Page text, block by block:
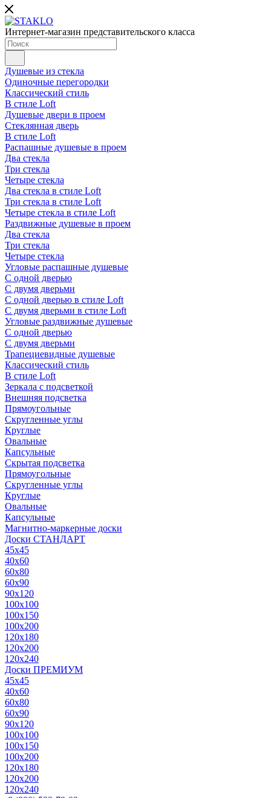
Интернет-магазин представительского класса
Душевые из стекла
Одиночные перегородки
Классический стиль
В стиле Loft
Душевые двери в проем
Стеклянная дверь
В стиле Loft
Распашные душевые в проем
Два стекла
Три стекла
Четыре стекла
Два стекла в стиле Loft
Три стекла в стиле Loft
Четыре стекла в стиле Loft
Раздвижные душевые в проем
Два стекла
Три стекла
Четыре стекла
Угловые распашные душевые
С одной дверью
С двумя дверьми
С одной дверью в стиле Loft
С двумя дверьми в стиле Loft
Угловые раздвижные душевые
С одной дверью
С двумя дверьми
Трапециевидные душевые
Классический стиль
В стиле Loft
Зеркала с подсветкой
Внешняя подсветка
Прямоугольные
Скругленные углы
Круглые
Овальные
Капсульные
Скрытая подсветка
Прямоугольные
Скругленные углы
Круглые
Овальные
Капсульные
Магнитно-маркерные доски
Доски СТАНДАРТ
45x45
40x60
60x80
60x90
90x120
100x100
100x150
100x200
120x180
120x200
120x240
Доски ПРЕМИУМ
45x45
40x60
60x80
60x90
90x120
100x100
100x150
100x200
120x180
120x200
120x240